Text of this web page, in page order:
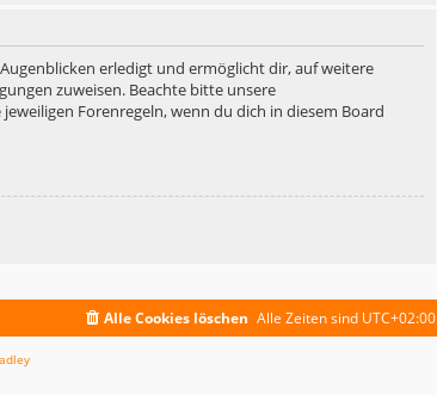
erledigt und ermöglicht dir, auf weitere
zuweisen. Beachte bitte unsere
Forenregeln, wenn du dich in diesem Board
Alle Zeiten sind UTC+02:00
Alle Cookies löschen